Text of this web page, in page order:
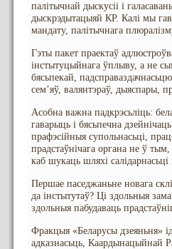
палітычнай дыскусіі і
дыскрэдытацыяй КР. Калі мы
мандату, палітычнага
Гэты пакет праектаў
інстытуцыйнага ўплыву, а не
бясьпекай,
сем’яў, валянтэраў, дыяспары,
Асобна важна падкрэсьліць:
гаварыць і бясьпечна
прафэсійныя супольнасьці,
прадстаўнічага органа не ў
каб шукаць шляхі
Першае паседжаньне новага
да інстытутаў? Ці здольныя
здольныя пабудаваць
Фракцыя «Беларусы дзеяньня»
адказнасьць, Каардынацыйнай